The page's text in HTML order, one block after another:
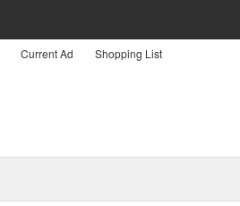
Current Ad Shopping List